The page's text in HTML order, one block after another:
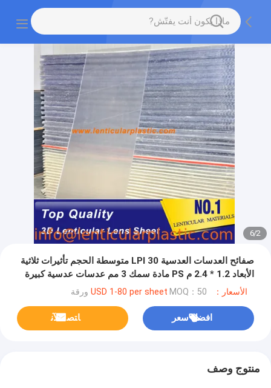
2
/
6
صفائح العدسات العدسية 30 LPI متوسطة الحجم تأثيرات ثلاثية
الأبعاد 1.2 * 2.4 م PS مادة سمك 3 مم عدسات عدسية كبيرة
الأسعار：USD 1-80 per sheet MOQ：50 ورقة
افضل سعر ﺎﺘﺼﻟ ﺍﻶﻧ
منتوج وصف